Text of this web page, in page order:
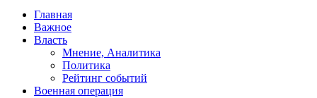
Главная
Важное
Власть
Мнение, Аналитика
Политика
Рейтинг событий
Военная операция